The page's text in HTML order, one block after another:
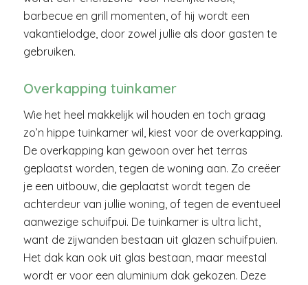
barbecue en grill momenten, of hij wordt een
vakantielodge, door zowel jullie als door gasten te
gebruiken.
Overkapping tuinkamer
Wie het heel makkelijk wil houden en toch graag
zo’n hippe tuinkamer wil, kiest voor de overkapping.
De overkapping kan gewoon over het terras
geplaatst worden, tegen de woning aan. Zo creëer
je een uitbouw, die geplaatst wordt tegen de
achterdeur van jullie woning, of tegen de eventueel
aanwezige schuifpui. De tuinkamer is ultra licht,
want de zijwanden bestaan uit glazen schuifpuien.
Het dak kan ook uit glas bestaan, maar meestal
wordt er voor een aluminium dak gekozen. Deze